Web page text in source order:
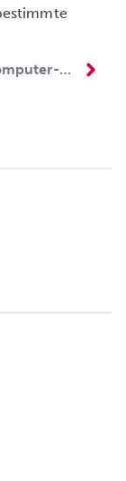
Wurm/Computer-Wurm